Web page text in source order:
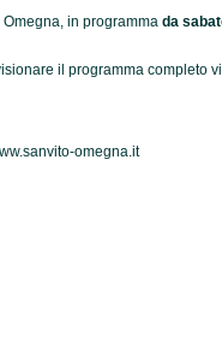
in programma da
il programma completo
omegna.it